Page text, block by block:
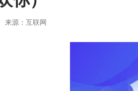
来源：互联网